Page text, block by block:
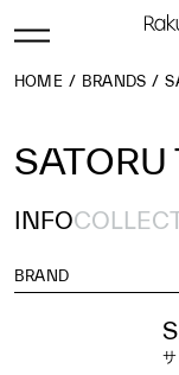
HOME BRANDS
INFO
BRAND
サ